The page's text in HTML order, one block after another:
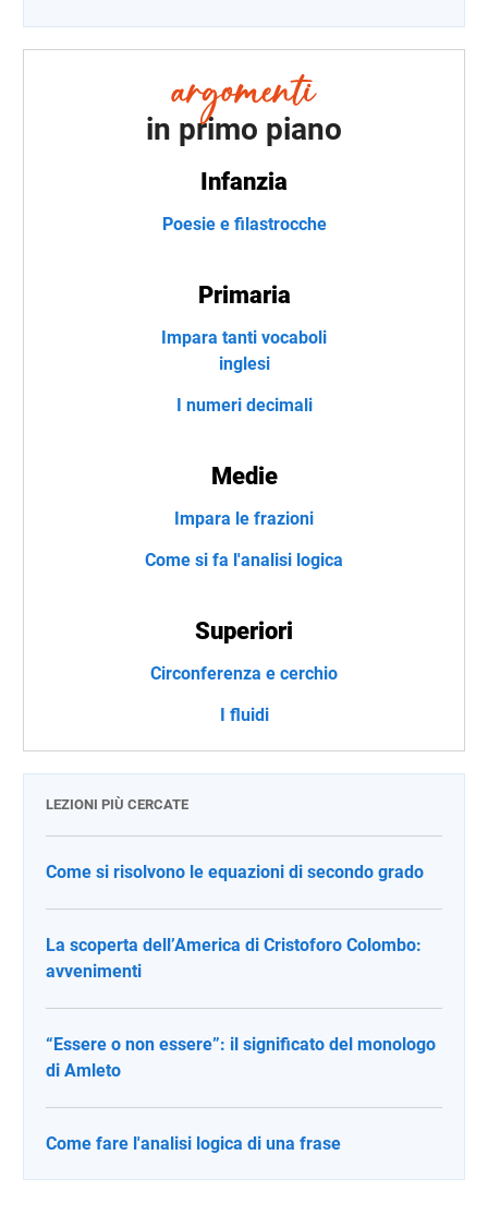
in primo piano
Infanzia
Poesie e filastrocche
Primaria
Impara tanti vocaboli
inglesi
I numeri decimali
Medie
Impara le frazioni
Come si fa l'analisi logica
Superiori
Circonferenza e cerchio
I fluidi
LEZIONI PIÙ CERCATE
Come si risolvono le equazioni di secondo grado
La scoperta dell’America di Cristoforo Colombo:
avvenimenti
“Essere o non essere”: il significato del monologo
di Amleto
Come fare l'analisi logica di una frase